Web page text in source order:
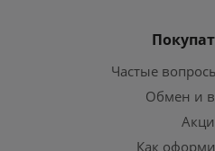
Частые
Обмен и
Как